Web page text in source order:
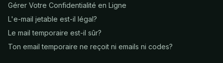
Gérer Votre Confidentialité en Ligne
L'e-mail jetable est-il légal?
Le mail temporaire est-il sûr?
Ton email temporaire ne reçoit ni emails ni codes?